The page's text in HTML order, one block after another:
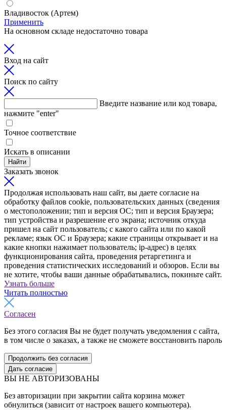
Владивосток (Артем)
Применить
На основном складе недостаточно товара
Вход на сайт
Поиск по сайту
Введите название или код товара,
нажмите "enter"
Точное соответствие
Искать в описании
Найти
Заказать звонок
Продолжая использовать наш сайт, вы даете согласие на
обработку файлов cookie, пользовательских данных (сведения
о местоположении; тип и версия ОС; тип и версия Браузера;
тип устройства и разрешение его экрана; источник откуда
пришел на сайт пользователь; с какого сайта или по какой
рекламе; язык ОС и Браузера; какие страницы открывает и на
какие кнопки нажимает пользователь; ip-адрес) в целях
функционирования сайта, проведения ретаргетинга и
проведения статистических исследований и обзоров. Если вы
не хотите, чтобы ваши данные обрабатывались, покиньте сайт.
Узнать больше
Читать полностью
Согласен
Без этого согласия Вы не будет получать уведомления с сайта,
в том числе о заказах, а также не сможете восстановить пароль
Продолжить без согласия
Дать согласие
ВЫ НЕ АВТОРИЗОВАНЫ
Без авторизации при закрытии сайта корзина может
обнулиться (зависит от настроек вашего компьютера).